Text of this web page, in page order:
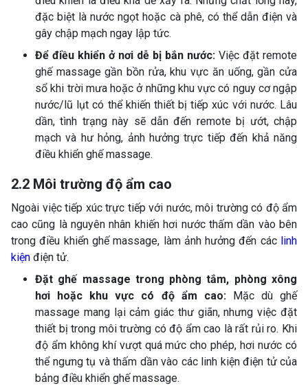
đặc biệt là nước ngọt hoặc cà phê, có thể dẫn điện và
gây chập mạch ngay lập tức.
Để điều khiển ở nơi dễ bị bắn nước: Việc đặt remote
ghế massage gần bồn rửa, khu vực ăn uống, gần cửa
sổ khi trời mưa hoặc ở những khu vực có nguy cơ ngập
nước/lũ lụt có thể khiến thiết bị tiếp xúc với nước. Lâu
dần, tình trạng này sẽ dẫn đến remote bị ướt, chập
mạch và hư hỏng, ảnh hưởng trực tiếp đến khả năng
điều khiển ghế massage.
2.2 Môi trường độ ẩm cao
Ngoài việc tiếp xúc trực tiếp với nước, môi trường có độ ẩm
cao cũng là nguyên nhân khiến hơi nước thấm dần vào bên
trong điều khiển ghế massage, làm ảnh hưởng đến các linh
kiện điện tử.
Đặt ghế massage trong phòng tắm, phòng xông
hơi hoặc khu vực có độ ẩm cao:Mặc dù ghế
massage mang lại cảm giác thư giãn, nhưng việc đặt
thiết bị trong môi trường có độ ẩm cao là rất rủi ro. Khi
độ ẩm không khí vượt quá mức cho phép, hơi nước có
thể ngưng tụ và thấm dần vào các linh kiện điện tử của
bảng điều khiển ghế massage.